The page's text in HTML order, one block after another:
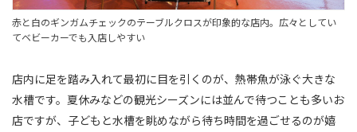
赤と白のギンガムチェックのテーブルクロスが印象的な店内。広々としてい
てベビーカーでも入店しやすい
店内に足を踏み入れて最初に目を引くのが、熱帯魚が泳ぐ大きな
水槽です。夏休みなどの観光シーズンには並んで待つことも多いお
店ですが、子どもと水槽を眺めながら待ち時間を過ごせるのが嬉